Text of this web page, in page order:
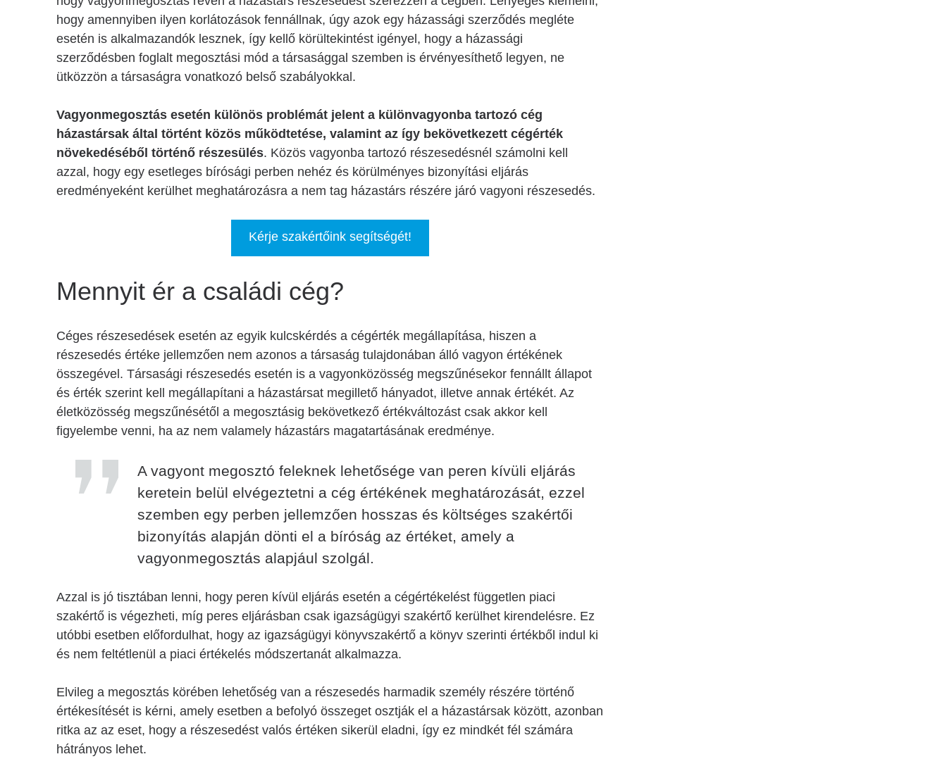
hogy amennyiben ilyen korlátozások fennállnak, úgy azok egy házassági szerződés megléte
esetén is alkalmazandók lesznek, így kellő körültekintést igényel, hogy a házassági
szerződésben foglalt megosztási mód a társasággal szemben is érvényesíthető legyen, ne
ütközzön a társaságra vonatkozó belső szabályokkal.
Vagyonmegosztás esetén különös problémát jelent a különvagyonba tartozó cég
házastársak által történt közös működtetése, valamint az így bekövetkezett cégérték
növekedéséből történő részesülés. Közös vagyonba tartozó részesedésnél számolni kell
azzal, hogy egy esetleges bírósági perben nehéz és körülményes bizonyítási eljárás
eredményeként kerülhet meghatározásra a nem tag házastárs részére járó vagyoni részesedés.
Kérje szakértőink segítségét!
Mennyit ér a családi cég?
Céges részesedések esetén az egyik kulcskérdés a cégérték megállapítása, hiszen a
részesedés értéke jellemzően nem azonos a társaság tulajdonában álló vagyon értékének
összegével. Társasági részesedés esetén is a vagyonközösség megszűnésekor fennállt állapot
és érték szerint kell megállapítani a házastársat megillető hányadot, illetve annak értékét. Az
életközösség megszűnésétől a megosztásig bekövetkező értékváltozást csak akkor kell
figyelembe venni, ha az nem valamely házastárs magatartásának eredménye.
A vagyont megosztó feleknek lehetősége van peren kívüli eljárás
keretein belül elvégeztetni a cég értékének meghatározását, ezzel
szemben egy perben jellemzően hosszas és költséges szakértői
bizonyítás alapján dönti el a bíróság az értéket, amely a
vagyonmegosztás alapjául szolgál.
Azzal is jó tisztában lenni, hogy peren kívül eljárás esetén a cégértékelést független piaci
szakértő is végezheti, míg peres eljárásban csak igazságügyi szakértő kerülhet kirendelésre. Ez
utóbbi esetben előfordulhat, hogy az igazságügyi könyvszakértő a könyv szerinti értékből indul ki
és nem feltétlenül a piaci értékelés módszertanát alkalmazza.
Elvileg a megosztás körében lehetőség van a részesedés harmadik személy részére történő
értékesítését is kérni, amely esetben a befolyó összeget osztják el a házastársak között, azonban
ritka az az eset, hogy a részesedést valós értéken sikerül eladni, így ez mindkét fél számára
hátrányos lehet.